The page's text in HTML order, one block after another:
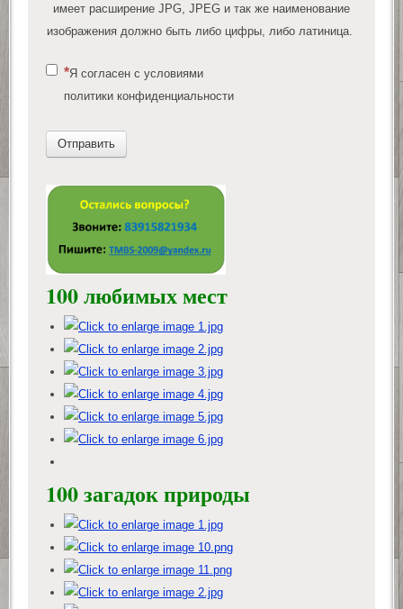
имеет расширение JPG, JPEG и так же наименование
изображения должно быть либо цифры, либо латиница.
Я согласен с условиями
политики конфиденциальности
Отправить
100 любимых мест
100 загадок природы